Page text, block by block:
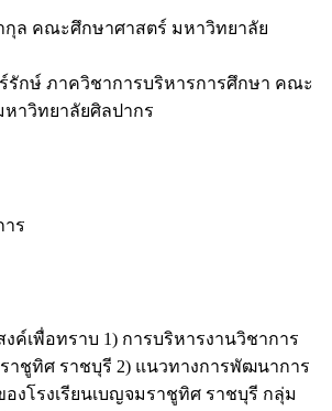
กุล คณะศึกษาศาสตร์ มหาวิทยาลัย
รักษ์ ภาควิชาการบริหารการศึกษา คณะ
าวิทยาลัยศิลปากร
าร
ค์เพื่อทราบ 1) การบริหารงานวิชาการ
าชูทิศ ราชบุรี 2) แนวทางการพัฒนาการ
งโรงเรียนเบญจมราชูทิศ ราชบุรี กลุ่ม